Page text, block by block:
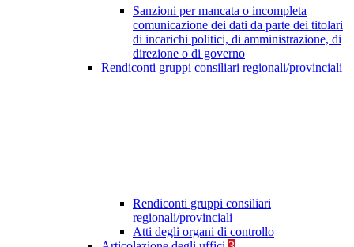
Sanzioni per mancata o incompleta
comunicazione dei dati da parte dei titolari
di incarichi politici, di amministrazione, di
direzione o di governo
Rendiconti gruppi consiliari regionali/provinciali
Rendiconti gruppi consiliari
regionali/provinciali
Atti degli organi di controllo